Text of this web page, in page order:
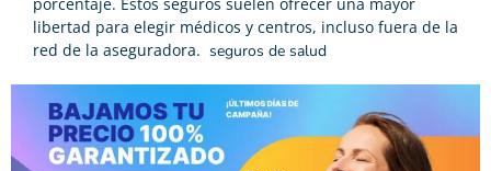
libertad para elegir médicos y centros, incluso fuera de la
red de la aseguradora. seguros de salud